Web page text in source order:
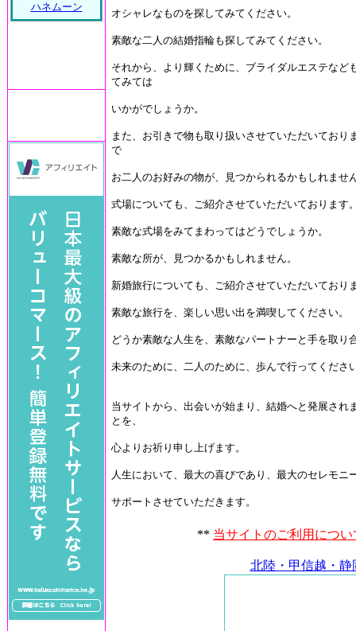
オシャレなものを探してみてください。
素敵な二人の結婚指輪も探してみてください。
それから、より輝くために、ブライダルエステなど
てみては
いかがでしょうか。
また、お引きで物も取り扱いさせていただいており
で
お二人のお好みの物が、見つかられるかもしれませ
式場についても、ご紹介させていただいております
素敵な式場をみてまわってはどうでしょうか。
素敵な所が、見つかるかもしれません。
新婚旅行についても、ご紹介させていただいており
素敵な旅行を、楽しい思い出を満喫してください。
どうか素敵な人生を、素敵なパートナーと手を取り
未来のために、二人のために、歩んで行ってくださ
当サイトから、出会いが始まり、結婚へと発展され
とを、
心よりお祈り申し上げます。
人生において、最大の喜びであり、最大のセレモニ
サポートさせていただきます。
** 当サイトのご利用につ
北陸・甲信越・
ハネムーン